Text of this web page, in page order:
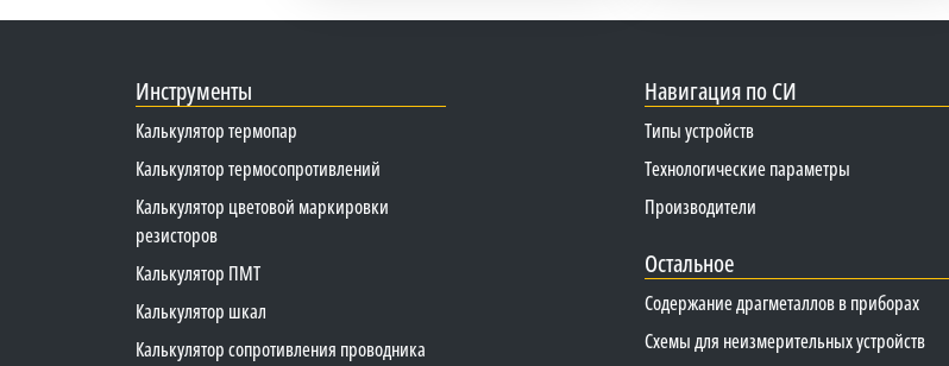
Инструменты
Калькулятор термопар
Калькулятор термосопротивлений
Калькулятор цветовой маркировки
резисторов
Калькулятор ПМТ
Калькулятор шкал
Калькулятор сопротивления проводника
Навигация по СИ
Типы устройств
Технологические параметры
Производители
Остальное
Содержание драгметаллов в приборах
Схемы для неизмерительных устройств